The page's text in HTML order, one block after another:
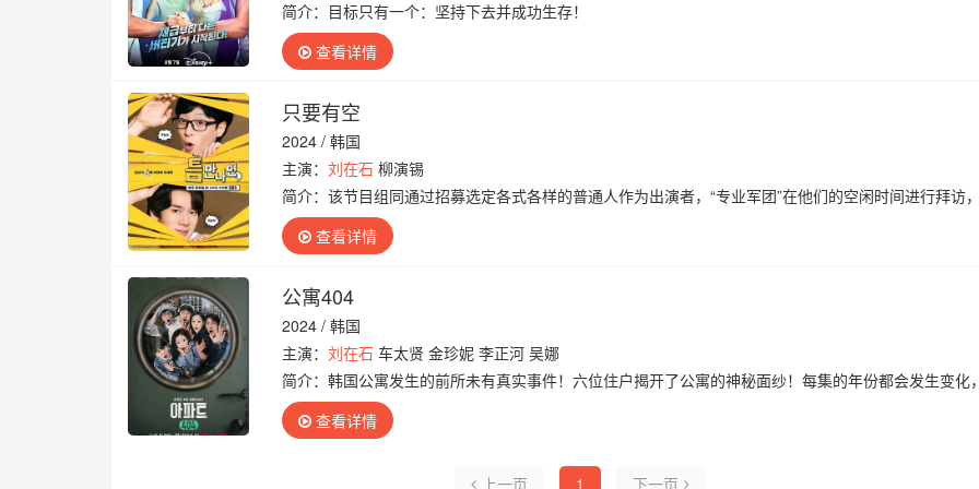
简介： 目标只有一个：坚持下去并成功生存！
查看详情
只要有空
2024 / 韩国
主演：刘在石 柳演锡
简介：该节目组同通过招募选定各式各样的普通人作为出演者，“专业军团”在他们的空闲时间进行拜访
任务给空闲时间的主人送上特别的幸运礼物，旨在给忙碌生活的市民们带去与众不同的内啡肽。
查看详情
公寓404
2024 / 韩国
主演：刘在石 车太贤 金珍妮 李正河 吴娜
简介：韩国公寓发生的前所未有真实事件！六位住户揭开了公寓的神秘面纱！每集的年份都会发生变化
者面对各个时代发生的事件，解开“公寓的秘密”。谁将成为揭开隐藏秘密的主角？一部灵感源自真实公寓
件，充满奇妙化...
查看详情
上一页 1 下一页